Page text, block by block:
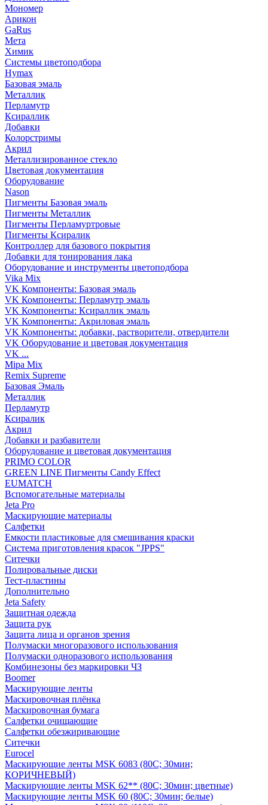
Мономер
Арикон
GaRus
Мета
Химик
Системы цветоподбора
Hymax
Базовая эмаль
Металлик
Перламутр
Ксираллик
Добавки
Колорстримы
Акрил
Металлизированное стекло
Цветовая документация
Оборудование
Nason
Пигменты Базовая эмаль
Пигменты Металлик
Пигменты Перламуртровые
Пигменты Ксиралик
Контроллер для базового покрытия
Добавки для тонирования лака
Оборудование и инструменты цветоподбора
Vika Mix
VK Компоненты: Базовая эмаль
VK Компоненты: Перламутр эмаль
VK Компоненты: Ксираллик эмаль
VK Компоненты: Акриловая эмаль
VK Компоненты: добавки, растворители, отвердители
VK Оборудование и цветовая документация
VK ...
Mipa Mix
Remix Supreme
Базовая Эмаль
Металлик
Перламутр
Ксиралик
Акрил
Добавки и разбавители
Оборудование и цветовая документация
PRIMO COLOR
GREEN LINE Пигменты Candy Effect
EUMATCH
Вспомогательные материалы
Jeta Pro
Маскирующие материалы
Салфетки
Емкости пластиковые для смешивания краски
Система приготовления красок "JPPS"
Ситечки
Полировальные диски
Тест-пластины
Дополнительно
Jeta Safety
Защитная одежда
Защита рук
Защита лица и органов зрения
Полумаски многоразового использования
Полумаски одноразового использования
Комбинезоны без маркировки ЧЗ
Boomer
Маскирующие ленты
Маскировочная плёнка
Маскировочная бумага
Салфетки очищающие
Салфетки обезжиривающие
Ситечки
Euroсel
Маскирующие ленты MSK 6083 (80С; 30мин;
КОРИЧНЕВЫЙ)
Маскирующие ленты MSK 62** (80С; 30мин; цветные)
Маскирующие ленты MSK 60 (80С; 30мин; белые)